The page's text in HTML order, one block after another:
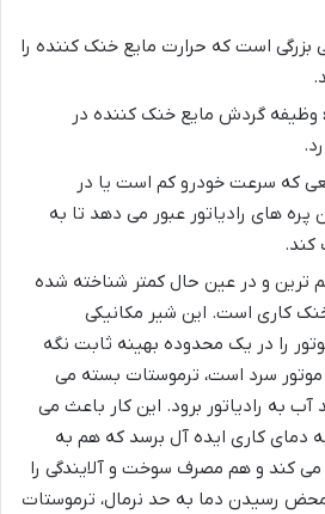
بزرگی است که حرارت مایع خنک کننده را
وظیفه گردش مایع خنک کننده در
که سرعت خودرو کم است یا در
پره های رادیاتور عبور می دهد تا به
ترین و در عین حال کمتر شناخته شده
کاری است. این شیر مکانیکی
را در یک محدوده بهینه ثابت نگه
موتور سرد است، ترموستات بسته می
آب به رادیاتور برود. این کار باعث می
دمای کاری ایده آل برسد که هم به
می کند و هم مصرف سوخت و آلایندگی را
رسیدن دما به حد نرمال، ترموستات